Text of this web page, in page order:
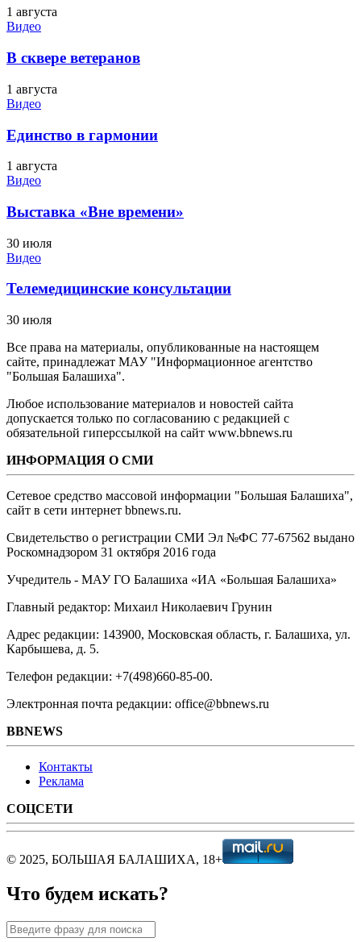
1 августа
Видео
В сквере ветеранов
1 августа
Видео
Единство в гармонии
1 августа
Видео
Выставка «Вне времени»
30 июля
Видео
Телемедицинские консультации
30 июля
Все права на материалы, опубликованные на настоящем
сайте, принадлежат МАУ "Информационное агентство
"Большая Балашиха".
Любое использование материалов и новостей сайта
допускается только по согласованию с редакцией с
обязательной гиперссылкой на сайт www.bbnews.ru
ИНФОРМАЦИЯ О СМИ
Сетевое средство массовой информации "Большая Балашиха",
сайт в сети интернет bbnews.ru.
Свидетельство о регистрации СМИ Эл №ФС ‎77-67562 выдано
Роскомнадзором 31 октября 2016 года
Учредитель - МАУ ГО Балашиха «ИА «Большая Балашиха»
Главный редактор: Михаил Николаевич Грунин
Адрес редакции: 143900, Московская область, г. Балашиха, ул.
Карбышева, д. 5.
Телефон редакции: +7(498)660-85-00.
Электронная почта редакции: office@bbnews.ru
BBNEWS
Контакты
Реклама
СОЦСЕТИ
© 2025, БОЛЬШАЯ БАЛАШИХА, 18+
Что будем искать?